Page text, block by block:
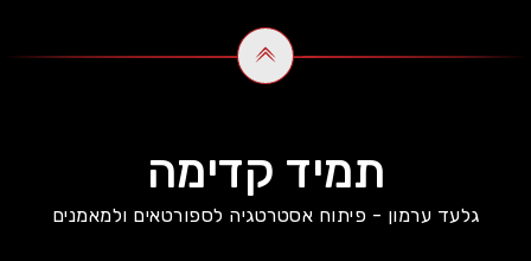
תמיד קדימה
גלעד ערמון - פיתוח אסטרטגיה לספורטאים ולמאמנים